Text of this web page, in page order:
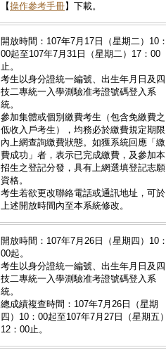
【操作參考手冊】下載。
開放時間：107年7月17日（星期二）10：
00起至107年7月31日（星期二）17：00
止。
考生以身分證統一編號、出生年月日及四
技二專統一入學測驗准考證號碼登入系
統。
參加集體或個別繳費考生（包含免繳費之
低收入戶考生），均務必於繳費規定期限
內上網查詢繳費狀態。如獲系統回應「繳
費成功」者，表示已完成繳費，及參加本
招生之登記分發，具有上網選填登記志願
資格。
考生若欲更改聯絡電話或通訊地址，可於
上述開放時間內至本系統修改。
開放時間：107年7月26日（星期四）10：
00起。
考生以身分證統一編號、出生年月日及四
技二專統一入學測驗准考證號碼登入系
統。
總成績複查時間：107年7月26日（星期
四）10：00起至107年7月27日（星期五）
12：00止。